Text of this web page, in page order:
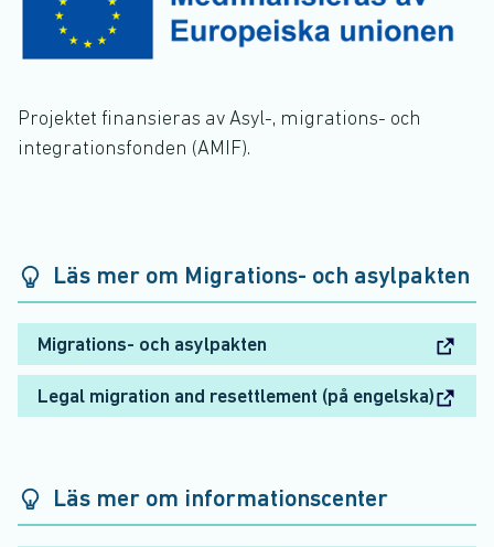
Projektet finansieras av Asyl-, migra­tions- och
integ­ra­tions­fonden (AMIF).
Läs mer om Migrations- och asylpakten
Migrations- och asylpakten
Legal migration and resettlement (på engelska)
Läs mer om informationscenter